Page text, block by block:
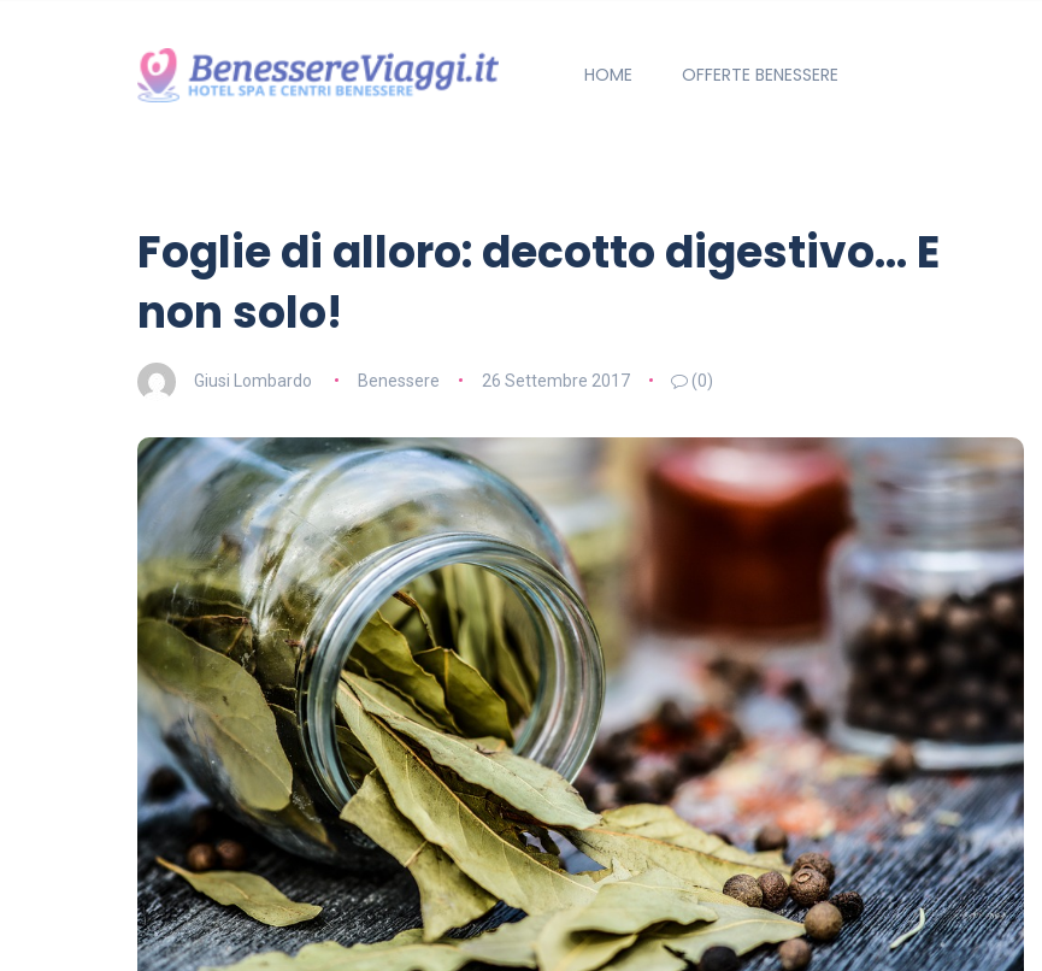
HOME OFFERTE BENESSERE
Foglie di alloro: decotto digestivo… E
non solo!
Giusi Lombardo Benessere 26 Settembre 2017 (0)